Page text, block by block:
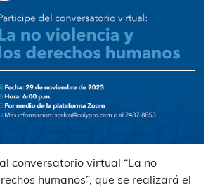
conversatorio virtual “La no
humanos”, que se realizará el